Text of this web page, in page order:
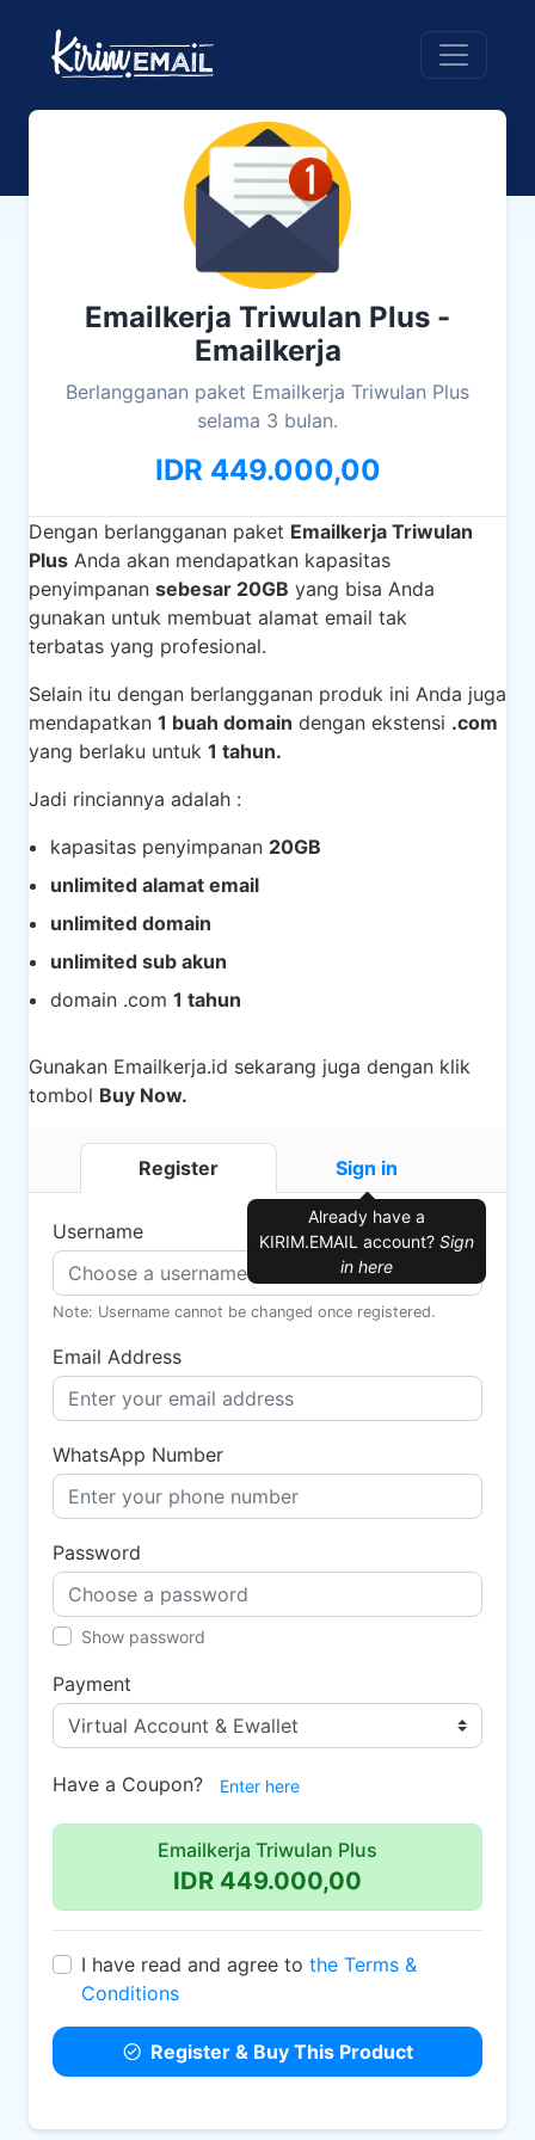
Emailkerja Triwulan Plus -
Emailkerja
Berlangganan paket Emailkerja Triwulan Plus
selama 3 bulan.
IDR 449.000,00
Dengan berlangganan paket Emailkerja Triwulan
Plus Anda akan mendapatkan kapasitas
penyimpanan sebesar 20GB yang bisa Anda
gunakan untuk membuat alamat email tak
terbatas yang profesional.
Selain itu dengan berlangganan produk ini Anda juga
mendapatkan 1 buah domain dengan ekstensi .com
yang berlaku untuk 1 tahun.
Jadi rinciannya adalah :
kapasitas penyimpanan 20GB
unlimited alamat email
unlimited domain
unlimited sub akun
domain .com 1 tahun
Gunakan Emailkerja.id sekarang juga dengan klik
tombol Buy Now.
Register Sign in
Username
Note: Username cannot be changed once registered.
Email Address
WhatsApp Number
Password
Show password
Payment
Have a Coupon? Enter here
Emailkerja Triwulan Plus
IDR 449.000,00
I have read and agree to the Terms &
Conditions
Register & Buy This Product
Already have a
KIRIM.EMAIL account? Sign
in here